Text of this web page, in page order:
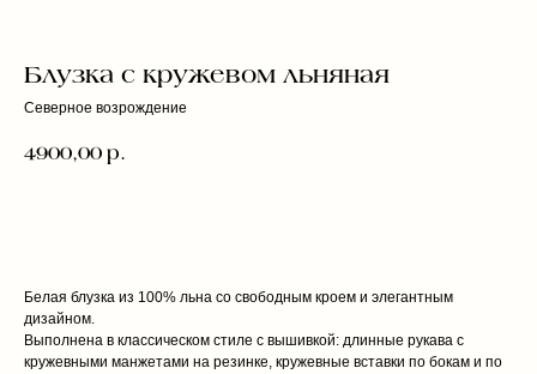
Блузка с кружевом льняная
Северное возрождение
4900,00 р.
Белая блузка из 100% льна со свободным кроем и элегантным
дизайном.
Выполнена в классическом стиле с вышивкой: длинные рукава с
кружевными манжетами на резинке, кружевные вставки по бокам и по